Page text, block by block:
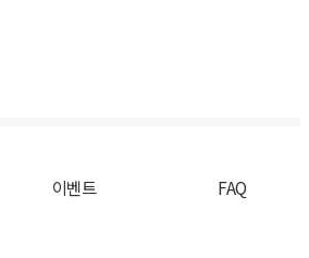
이벤트 FAQ